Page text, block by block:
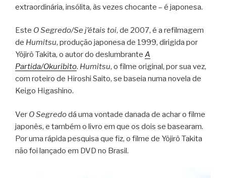
extraordinária, insólita, às vezes chocante – é japonesa.
Este O Segredo/Se j’étais toi, de 2007, é a refilmagem
de Humitsu, produção japonesa de 1999, dirigida por
Yôjirô Takita, o autor do deslumbrante A
Partida/Okuribito. Humitsu, o filme original, por sua vez,
com roteiro de Hiroshi Saito, se baseia numa novela de
Keigo Higashino.
Ver O Segredodá uma vontade danada de achar o filme
japonês, e também o livro em que os dois se basearam.
Por uma rápida pesquisa que fiz, o filme de Yôjirô Takita
não foi lançado em DVD no Brasil.